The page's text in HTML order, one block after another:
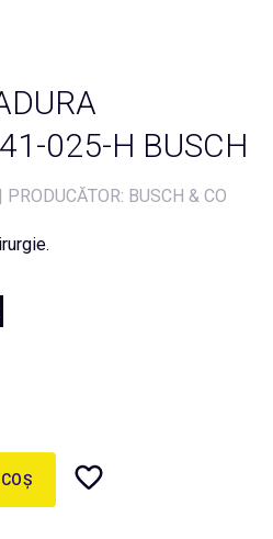
025-H BUSCH
| PRODUCĂTOR: BUSCH & CO